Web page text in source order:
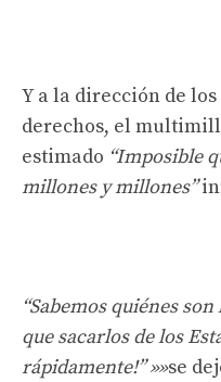
Y a la dirección de
derechos, el
estimado “Imposible
millones y millones”
“Sabemos quiénes
que sacarlos de los
rápidamente!” »»se